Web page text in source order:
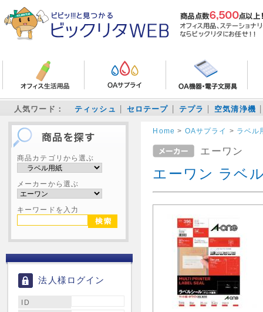
人気ワード： ティッシュ セロテープ テプラ 空気清浄機
商品カテゴリから選ぶ
メーカーから選ぶ
キーワードを入力
法人様ログイン
ID
Home > OAサプライ > ラベル
エーワン
エーワン ラ